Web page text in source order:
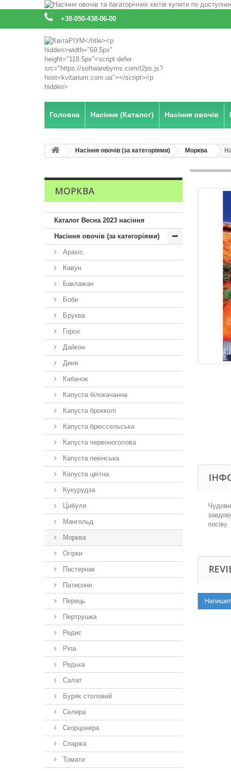
: +38-050-438-06-00
Головна Насіння (Каталог) Насіння овочів
Насіння овочів (за категоріями) Морква
МОРКВА
Каталог Весна 2023 насіння
Насіння овочів (за категоріями)
Арахіс
Кавун
Баклажан
Боби
Бруква
Горох
Дайкон
Диня
Кабачок
Капуста білокачанна
Капуста брокколі
Капуста брюссельська
Капуста червоноголова
Капуста пекінська
Капуста цвітна
Кукурудза
Цибуля
Мангольд
Морква
Огірки
Пастернак
Патисони
Перець
Пертрушка
Редис
Ріпа
Редька
Салат
Буряк столовий
Селера
Скорцонера
Спаржа
Томати
посіву.